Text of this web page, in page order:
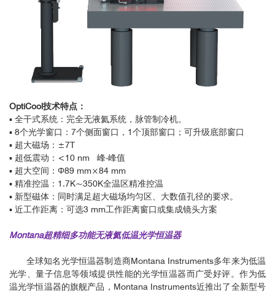
OptiCool技术特点：
▪ 全干式系统：完全无液氦系统，脉管制冷机。
▪ 8个光学窗口：7个侧面窗口，1个顶部窗口；可升级底部窗口
▪ 超大磁场：±7T
▪ 超低震动：<10 nm 峰-峰值
▪ 超大空间：Φ89 mm×84 mm
▪ 精准控温：1.7K~350K全温区精准控温
▪ 新型磁体：同时满足超大磁场均匀区、大数值孔径的要求。
▪ 近工作距离：可选3 mm工作距离窗口或集成镜头方案
Montana超精细多功能无液氦低温光学恒温器
全球知名光学恒温器制造商Montana Instruments多年来为低温
光学、量子信息等领域提供性能的光学恒温器而广受好评。作为低
温光学恒温器的旗舰产品，Montana Instruments近推出了全新型号